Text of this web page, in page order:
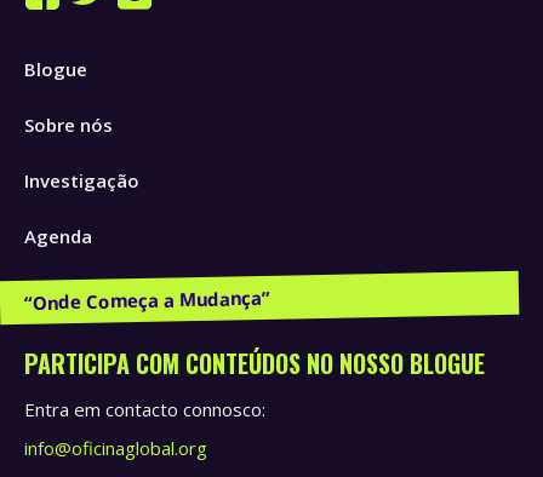
Facebook
opens
new
Twitter
new
Instagram
Blogue
Sobre nós
Investigação
Agenda
Publicações e Recursos
PARTICIPA COM CONTEÚDOS NO NOSSO BLOGUE
Entra em contacto connosco:
info@oficinaglobal.org